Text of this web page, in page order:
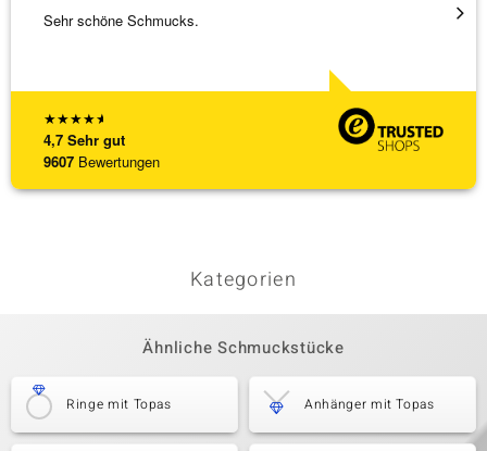
★★★★★
4,7 Sehr gut
9607 Bewertungen
Sehr schöne Schmucks.
Kategorien
Ähnliche Schmuckstücke
Ringe mit Topas Anhänger mit Topas